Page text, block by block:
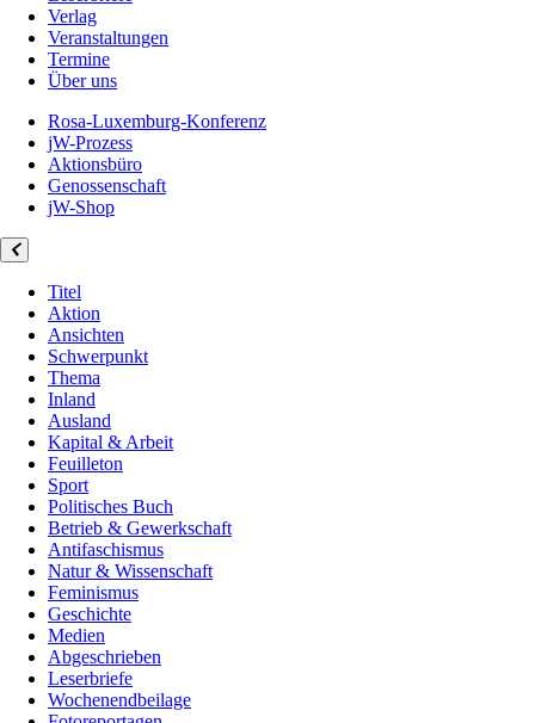
Verlag
Veranstaltungen
Termine
Über uns
Rosa-Luxemburg-Konferenz
jW-Prozess
Aktionsbüro
Genossenschaft
jW-Shop
Titel
Aktion
Ansichten
Schwerpunkt
Thema
Inland
Ausland
Kapital & Arbeit
Feuilleton
Sport
Politisches Buch
Betrieb & Gewerkschaft
Antifaschismus
Natur & Wissenschaft
Feminismus
Geschichte
Medien
Abgeschrieben
Leserbriefe
Wochenendbeilage